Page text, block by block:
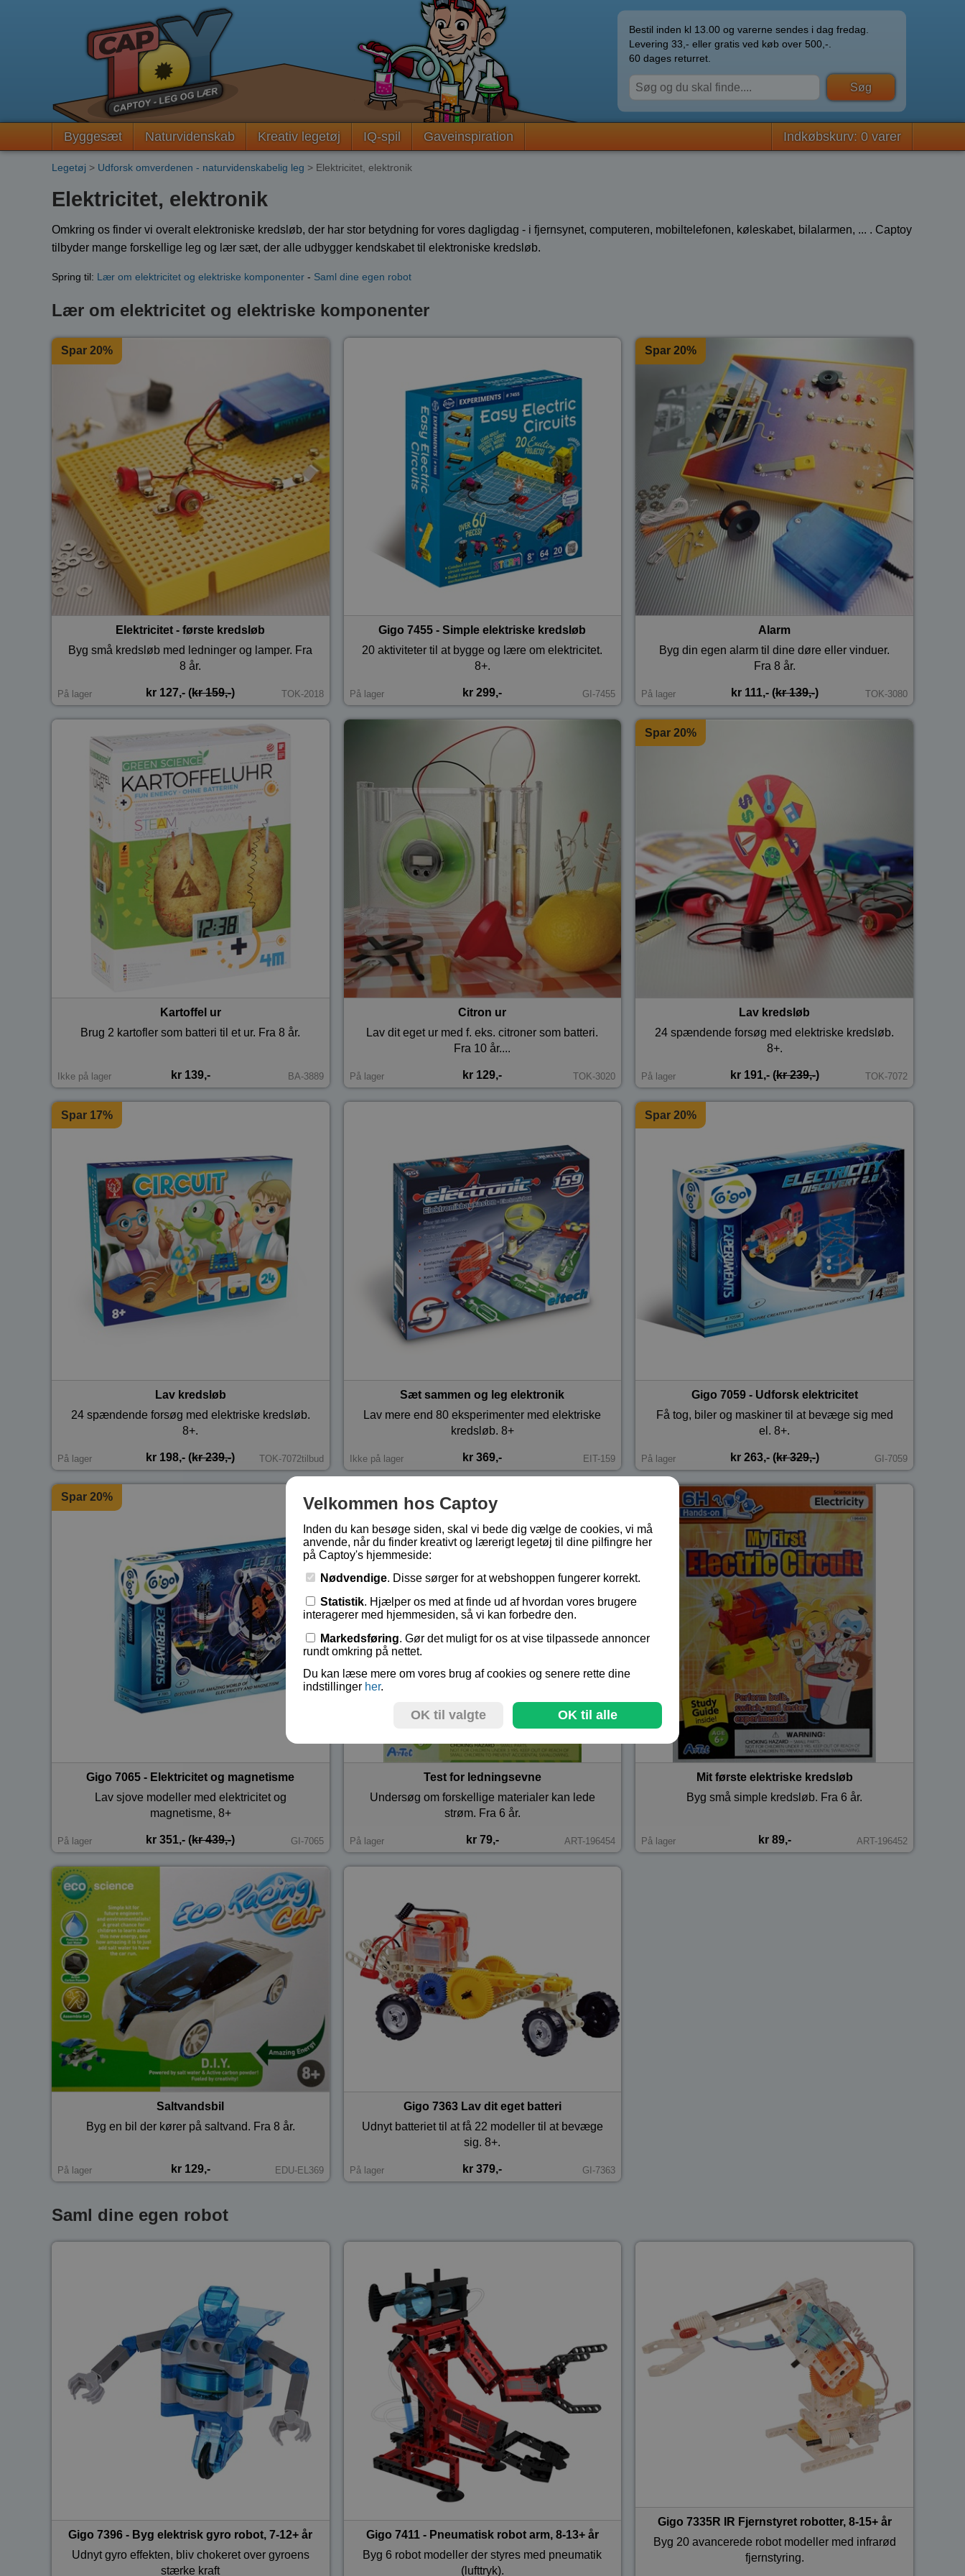
Bestil inden kl 13.00 og varerne sendes i dag fredag.
Levering 33,- eller gratis ved køb over 500,-.
60 dages returret.
Byggesæt Naturvidenskab Kreativ legetøj IQ-spil Gaveinspiration Indkøbskurv: 0 varer
Legetøj > Udforsk omverdenen - naturvidenskabelig leg > Elektricitet, elektronik
Elektricitet, elektronik
Omkring os finder vi overalt elektroniske kredsløb, der har stor betydning for vores dagligdag - i fjernsynet, computeren, mobiltelefonen, køleskabet, bilalarmen, ... . Captoy
tilbyder mange forskellige leg og lær sæt, der alle udbygger kendskabet til elektroniske kredsløb.
Spring til: Lær om elektricitet og elektriske komponenter - Saml dine egen robot
Lær om elektricitet og elektriske komponenter
Spar 20%
Elektricitet - første kredsløb
Byg små kredsløb med ledninger og lamper. Fra
8 år.
På lager kr 127,- (kr 159,-) TOK-2018
Gigo 7455 - Simple elektriske kredsløb
20 aktiviteter til at bygge og lære om elektricitet.
8+.
På lager kr 299,- GI-7455
Spar 20%
Alarm
Byg din egen alarm til dine døre eller vinduer.
Fra 8 år.
På lager kr 111,- (kr 139,-) TOK-3080
Kartoffel ur
Brug 2 kartofler som batteri til et ur. Fra 8 år.
Ikke på lager kr 139,- BA-3889
Citron ur
Lav dit eget ur med f. eks. citroner som batteri.
Fra 10 år....
På lager kr 129,- TOK-3020
Spar 20%
Lav kredsløb
24 spændende forsøg med elektriske kredsløb.
8+.
På lager kr 191,- (kr 239,-) TOK-7072
Spar 17%
Lav kredsløb
24 spændende forsøg med elektriske kredsløb.
8+.
På lager kr 198,- (kr 239,-) TOK-7072tilbud
Sæt sammen og leg elektronik
Lav mere end 80 eksperimenter med elektriske
kredsløb. 8+
Ikke på lager kr 369,- EIT-159
Spar 20%
Gigo 7059 - Udforsk elektricitet
Få tog, biler og maskiner til at bevæge sig med
el. 8+.
På lager kr 263,- (kr 329,-) GI-7059
Spar 20%
Gigo 7065 - Elektricitet og magnetisme
Lav sjove modeller med elektricitet og
magnetisme, 8+
På lager kr 351,- (kr 439,-) GI-7065
Test for ledningsevne
Undersøg om forskellige materialer kan lede
strøm. Fra 6 år.
På lager kr 79,- ART-196454
Mit første elektriske kredsløb
Byg små simple kredsløb. Fra 6 år.
På lager kr 89,- ART-196452
Saltvandsbil
Byg en bil der kører på saltvand. Fra 8 år.
På lager kr 129,- EDU-EL369
Gigo 7363 Lav dit eget batteri
Udnyt batteriet til at få 22 modeller til at bevæge
sig. 8+.
På lager kr 379,- GI-7363
Saml dine egen robot
Gigo 7396 - Byg elektrisk gyro robot, 7-12+ år
Udnyt gyro effekten, bliv chokeret over gyroens
stærke kraft
Gigo 7411 - Pneumatisk robot arm, 8-13+ år
Byg 6 robot modeller der styres med pneumatik
(lufttryk).
Gigo 7335R IR Fjernstyret robotter, 8-15+ år
Byg 20 avancerede robot modeller med infrarød
fjernstyring.
Velkommen hos Captoy
Inden du kan besøge siden, skal vi bede dig vælge de cookies, vi må
anvende, når du finder kreativt og lærerigt legetøj til dine pilfingre her
på Captoy's hjemmeside:
Nødvendige. Disse sørger for at webshoppen fungerer korrekt.
Statistik. Hjælper os med at finde ud af hvordan vores brugere
interagerer med hjemmesiden, så vi kan forbedre den.
Markedsføring. Gør det muligt for os at vise tilpassede annoncer
rundt omkring på nettet.
Du kan læse mere om vores brug af cookies og senere rette dine
indstillinger her.
OK til valgte OK til alle